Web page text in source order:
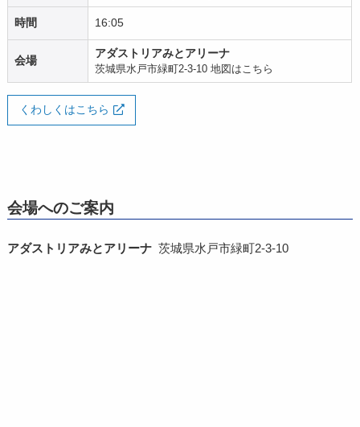
時間 16:05
会場
アダストリアみとアリーナ
茨城県水戸市緑町2-3-10 地図はこちら
くわしくはこちら
会場へのご案内
アダストリアみとアリーナ 茨城県水戸市緑町2-3-10